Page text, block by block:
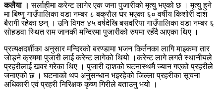
कलैया ।सर्लाहीमा करेन्ट लागेर एक जना पुजारीको मृत्यु भएको छ । मृत्यु हुने
मा बिष्णु गाउँपालिका वडा नम्बर ८ बक्रौल घर भएका ६० वर्षीय किशोरी दाश
बैरागी रहेका छन् । उनि विगत ४५ वर्षदेखि बसवरिया गाउँपालिका वडा नम्बर ६
सोहडवा स्थित राम जानकी मन्दिरमा पुजारीको रुपमा रहँदै आएका थिए ।
प्रत्यक्षदर्शीका अनुसार मन्दिरको बरण्डामा भजन किर्तनका लागि माइकमा तार
जोड्ने क्रममा पुजारी लाई करेन्ट लागेको थियो ।करेन्ट लागे लगतै स्थानीयले
प्रहरीलाई खवर गरेका थिए । पुजारी दाशको घटनास्थमै ज्यान गएको प्रहरीले
जनाएको छ । घटनाको थप अनुुसन्धान भइरहेको जिल्ला प्रहरीका सूचना
अधिकारी एवं प्रहरी निरिक्षक कृष्ण गिरीले बताउनु भयो ।